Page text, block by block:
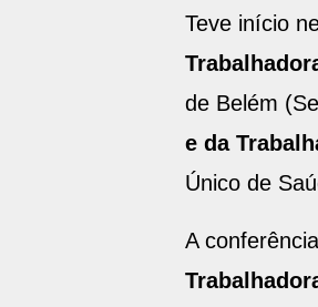
Teve início
de Belém
e da
Único de
A